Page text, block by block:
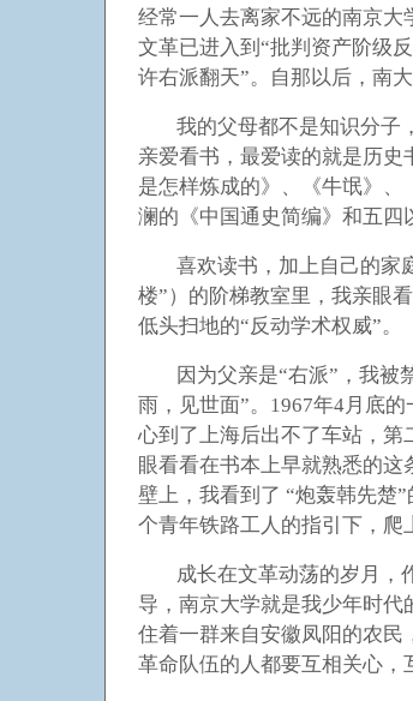
经常一人去离家不远的南京大
文革已进入到“批判资产阶级
许右派翻天”。自那以后，南
我的父母都不是知识分子
亲爱看书，最爱读的就是历
是怎样炼成的》、《牛氓》
澜的《中国通史简编》和五四
喜欢读书，加上自己的家
楼”）的阶梯教室里，我亲眼
低头扫地的“反动学术权威”。
因为父亲是“右派”，我被
雨，见世面”。1967年4月底
心到了上海后出不了车站，
眼看看在书本上早就熟悉的
壁上，我看到了 “炮轰韩先楚
个青年铁路工人的指引下，爬
成长在文革动荡的岁月，
导，南京大学就是我少年时代
住着一群来自安徽凤阳的农
革命队伍的人都要互相关心，